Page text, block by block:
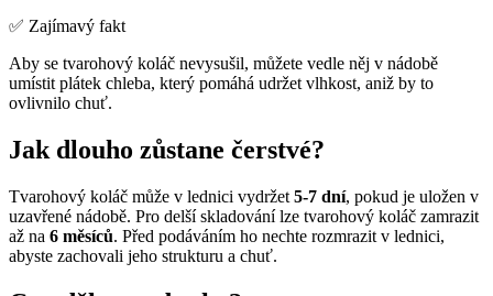
✅ Zajímavý fakt
Aby se tvarohový koláč nevysušil, můžete vedle něj v nádobě
umístit plátek chleba, který pomáhá udržet vlhkost, aniž by to
ovlivnilo chuť.
Jak dlouho zůstane čerstvé?
Tvarohový koláč může v lednici vydržet 5-7 dní, pokud je uložen v
uzavřené nádobě. Pro delší skladování lze tvarohový koláč zamrazit
až na 6 měsíců. Před podáváním ho nechte rozmrazit v lednici,
abyste zachovali jeho strukturu a chuť.